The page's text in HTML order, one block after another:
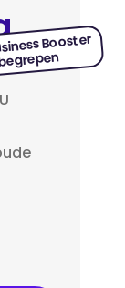
Booster